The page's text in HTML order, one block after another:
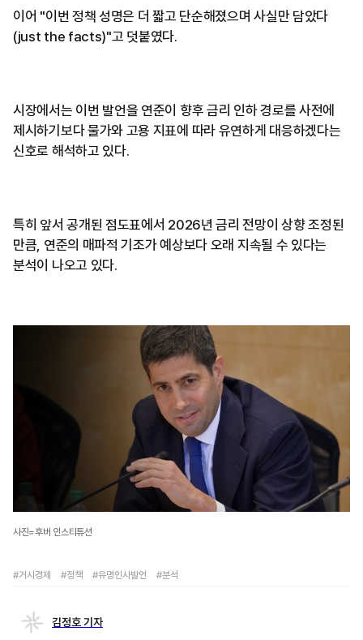
이어 "이번 정책 성명은 더 짧고 단순해졌으며 사실만 담았다
(just the facts)"고 덧붙였다.
시장에서는 이번 발언을 연준이 향후 금리 인하 경로를 사전에
제시하기보다 물가와 고용 지표에 따라 유연하게 대응하겠다는
신호로 해석하고 있다.
특히 앞서 공개된 점도표에서 2026년 금리 전망이 상향 조정된
만큼, 연준의 매파적 기조가 예상보다 오래 지속될 수 있다는
분석이 나오고 있다.
사진=후버 인스티튜션
#거시경제 #정책 #유명인사발언 #분석
김정호 기자